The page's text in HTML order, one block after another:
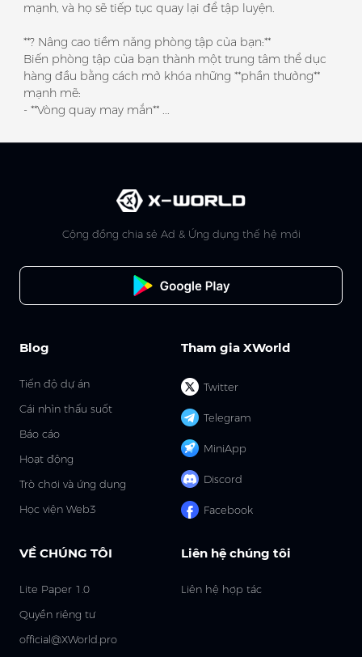
mạnh, và họ sẽ tiếp tục quay lại để tập luyện.
**? Nâng cao tiềm năng phòng tập của bạn:**
Biến phòng tập của bạn thành một trung tâm thể dục
hàng đầu bằng cách mở khóa những **phần thưởng**
mạnh mẽ:
- **Vòng quay may mắn** ...
Cộng đồng chia sẻ Ad & Ứng dụng thế hệ mới
Tham gia XWorld
Twitter
Telegram
MiniApp
Discord
Facebook
Blog
Tiến độ dự án
Cái nhìn thấu suốt
Báo cáo
Hoạt động
Trò chơi và ứng dụng
Học viện Web3
VỀ CHÚNG TÔI
Lite Paper 1.0
Quyền riêng tư
official@XWorld.pro
Liên hệ chúng tôi
Liên hệ hợp tác